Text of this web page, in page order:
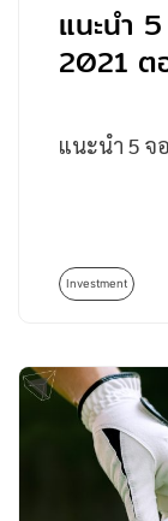
แนะนำ
2021 ต
แนะนำ 5 จ
Investment